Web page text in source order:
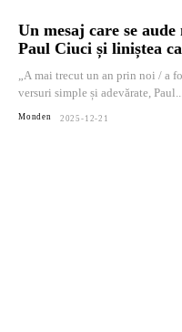
Un mesaj care se
Paul Ciuci și liniștea
„A mai trecut un an prin noi / a
versuri simple și adevărate, Paul...
Monden 2025-12-21